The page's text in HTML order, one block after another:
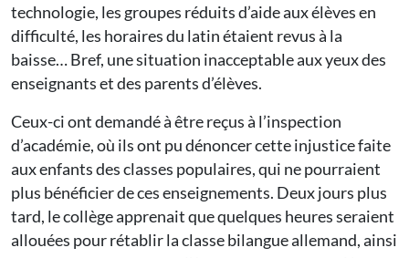
technologie, les groupes réduits d’aide aux élèves en
difficulté, les horaires du latin étaient revus à la
baisse… Bref, une situation inacceptable aux yeux des
enseignants et des parents d’élèves.
Ceux-ci ont demandé à être reçus à l’inspection
d’académie, où ils ont pu dénoncer cette injustice faite
aux enfants des classes populaires, qui ne pourraient
plus bénéficier de ces enseignements. Deux jours plus
tard, le collège apprenait que quelques heures seraient
allouées pour rétablir la classe bilangue allemand, ainsi